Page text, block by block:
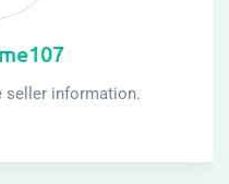
seller information.